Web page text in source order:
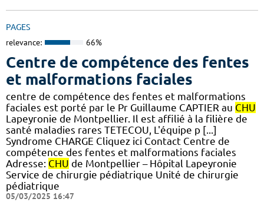
PAGES
relevance: 66%
Centre de compétence des fentes
et malformations faciales
centre de compétence des fentes et malformations
faciales est porté par le Pr Guillaume CAPTIER au CHU
Lapeyronie de Montpellier. Il est affilié à la filière de
santé maladies rares TETECOU, L'équipe p [...]
Syndrome CHARGE Cliquez ici Contact Centre de
compétence des fentes et malformations faciales
Adresse: CHU de Montpellier – Hôpital Lapeyronie
Service de chirurgie pédiatrique Unité de chirurgie
pédiatrique
05/03/2025 16:47